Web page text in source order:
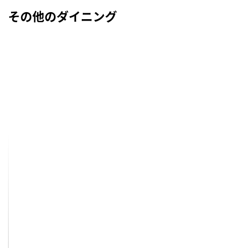
その他のダイニング